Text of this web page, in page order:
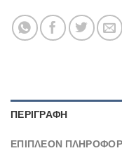
ΠΕΡΙΓΡΑΦΉ
ΕΠΙΠΛΈΟΝ